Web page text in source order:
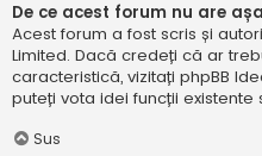
De ce acest forum nu are
Acest forum a fost scris și
Limited. Dacă credeți că ar
caracteristică, vizitați phpBB
puteți vota idei funcții existente
Sus